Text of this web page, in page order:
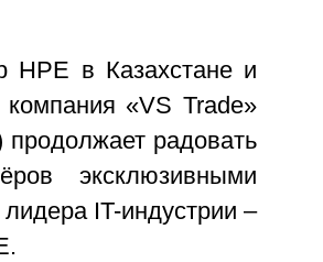
HPE в Казахстане и
компания «VS Trade»
радовать
эксклюзивными
IT-индустрии –